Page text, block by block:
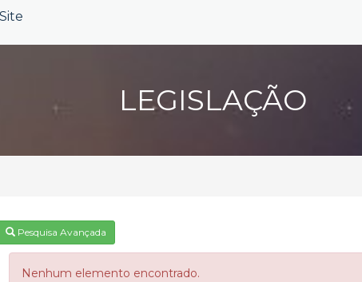
LEGISLAÇÃO
Pesquisa Avançada
Nenhum elemento encontrado.